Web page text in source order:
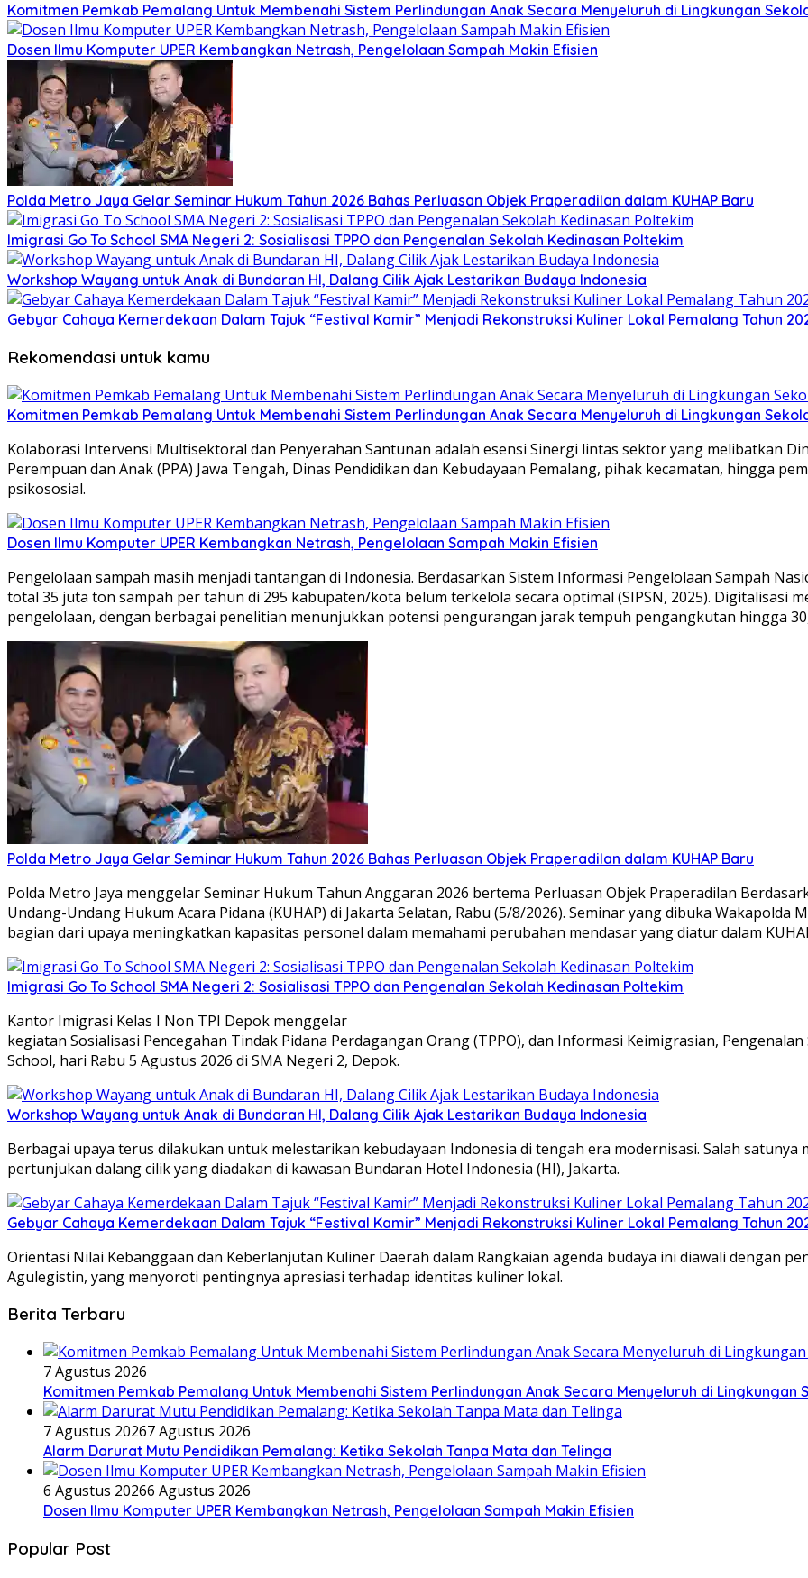
Komitmen Pemkab Pemalang Untuk Membenahi Sistem Perlindungan Anak Secara Menyeluruh di Lingkungan
Dosen Ilmu Komputer UPER Kembangkan Netrash, Pengelolaan Sampah Makin Efisien
Polda Metro Jaya Gelar Seminar Hukum Tahun 2026 Bahas Perluasan Objek Praperadilan dalam KUHAP Baru
Imigrasi Go To School SMA Negeri 2: Sosialisasi TPPO dan Pengenalan Sekolah Kedinasan Poltekim
Workshop Wayang untuk Anak di Bundaran HI, Dalang Cilik Ajak Lestarikan Budaya Indonesia
Gebyar Cahaya Kemerdekaan Dalam Tajuk “Festival Kamir” Menjadi Rekonstruksi Kuliner Lokal Pemalang Tahun
Rekomendasi untuk kamu
Komitmen Pemkab Pemalang Untuk Membenahi Sistem Perlindungan Anak Secara Menyeluruh di Lingkungan
Kolaborasi Intervensi Multisektoral dan Penyerahan Santunan adalah esensi Sinergi lintas sektor yang melibatkan
Perempuan dan Anak (PPA) Jawa Tengah, Dinas Pendidikan dan Kebudayaan Pemalang, pihak kecamatan, hingga
psikososial.
Dosen Ilmu Komputer UPER Kembangkan Netrash, Pengelolaan Sampah Makin Efisien
Pengelolaan sampah masih menjadi tantangan di Indonesia. Berdasarkan Sistem Informasi Pengelolaan Sampah
total 35 juta ton sampah per tahun di 295 kabupaten/kota belum terkelola secara optimal (SIPSN, 2025). Digitalisasi
pengelolaan, dengan berbagai penelitian menunjukkan potensi pengurangan jarak tempuh pengangkutan hingga
Polda Metro Jaya Gelar Seminar Hukum Tahun 2026 Bahas Perluasan Objek Praperadilan dalam KUHAP Baru
Polda Metro Jaya menggelar Seminar Hukum Tahun Anggaran 2026 bertema Perluasan Objek Praperadilan
Undang-Undang Hukum Acara Pidana (KUHAP) di Jakarta Selatan, Rabu (5/8/2026). Seminar yang dibuka
bagian dari upaya meningkatkan kapasitas personel dalam memahami perubahan mendasar yang diatur dalam
Imigrasi Go To School SMA Negeri 2: Sosialisasi TPPO dan Pengenalan Sekolah Kedinasan Poltekim
Kantor Imigrasi Kelas I Non TPI Depok menggelar
kegiatan Sosialisasi Pencegahan Tindak Pidana Perdagangan Orang (TPPO), dan Informasi Keimigrasian,
School, hari Rabu 5 Agustus 2026 di SMA Negeri 2, Depok.
Workshop Wayang untuk Anak di Bundaran HI, Dalang Cilik Ajak Lestarikan Budaya Indonesia
Berbagai upaya terus dilakukan untuk melestarikan kebudayaan Indonesia di tengah era modernisasi. Salah
pertunjukan dalang cilik yang diadakan di kawasan Bundaran Hotel Indonesia (HI), Jakarta.
Gebyar Cahaya Kemerdekaan Dalam Tajuk “Festival Kamir” Menjadi Rekonstruksi Kuliner Lokal Pemalang Tahun
Orientasi Nilai Kebanggaan dan Keberlanjutan Kuliner Daerah dalam ​Rangkaian agenda budaya ini diawali dengan
Agulegistin, yang menyoroti pentingnya apresiasi terhadap identitas kuliner lokal.
Berita Terbaru
7 Agustus 2026
Komitmen Pemkab Pemalang Untuk Membenahi Sistem Perlindungan Anak Secara Menyeluruh di Lingkungan
7 Agustus 20267 Agustus 2026
Alarm Darurat Mutu Pendidikan Pemalang: Ketika Sekolah Tanpa Mata dan Telinga
6 Agustus 20266 Agustus 2026
Dosen Ilmu Komputer UPER Kembangkan Netrash, Pengelolaan Sampah Makin Efisien
Popular Post